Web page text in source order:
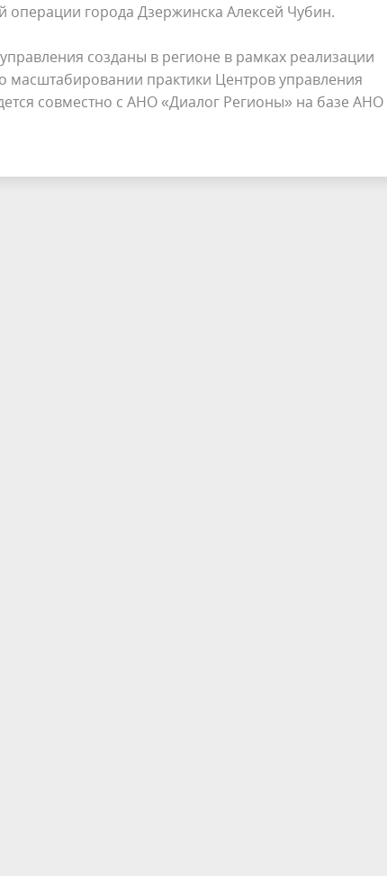
операции города Дзержинска Алексей Чубин.
созданы в регионе в рамках реализации
практики Центров управления
совместно с АНО «Диалог Регионы» на базе АНО